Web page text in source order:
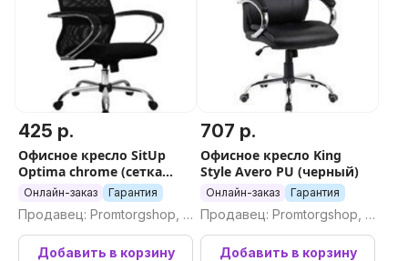
425 р.
Офисное кресло SitUp
Optima chrome (сетка
Black)
Онлайн-заказ Гарантия
Продавец: Promtorgshop, П
ромторгшоп
Добавить в корзину
707 р.
Офисное кресло King
Style Avero PU (черный)
Онлайн-заказ Гарантия
Продавец: Promtorgshop, П
ромторгшоп
Добавить в корзину